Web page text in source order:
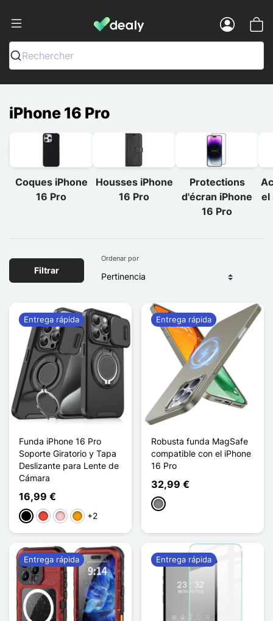
Dealy - Fundas y accesorios para
Rechercher
iPhone 16 Pro
Coques iPhone
16 Pro
Housses iPhone
16 Pro
Protections
d'écran iPhone
16 Pro
el
Filtrar
Ordenar por
Funda iPhone 16 Pro
Soporte Giratorio y Tapa
Deslizante para Lente de
Cámara
16,99 €
NegroRojoRosaNaranja
+2
Entrega rápida
Robusta funda MagSafe
compatible con el iPhone
16 Pro
32,99 €
Gris Titanium
Entrega rápida
Entrega rápida Entrega rápida